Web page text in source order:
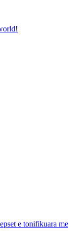
e tonifikuara me